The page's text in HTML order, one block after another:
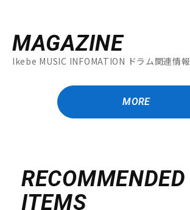
MAGAZINE
Ikebe MUSIC INFOMATION ドラム関連情報
MORE
RECOMMENDED
ITEMS